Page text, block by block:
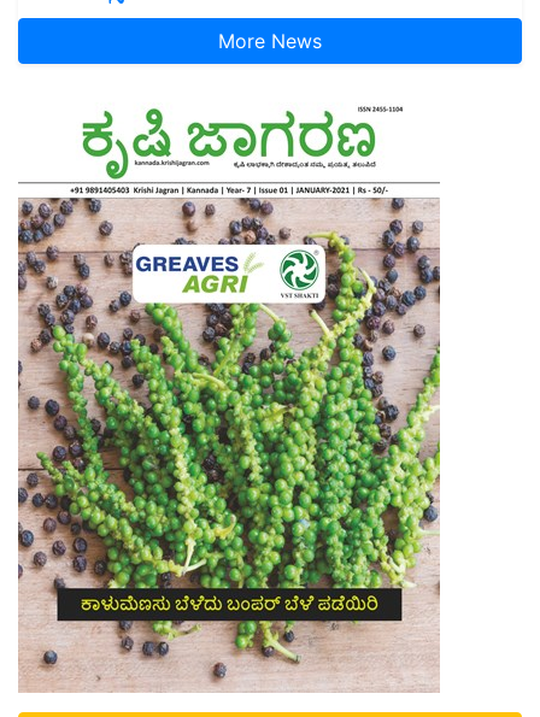
More News